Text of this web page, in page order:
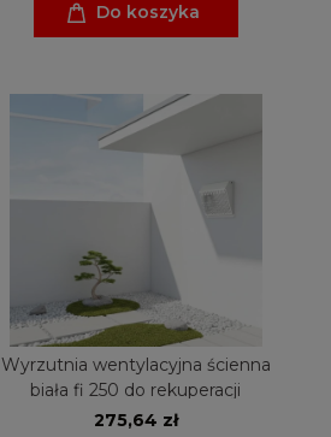
Do koszyka
Wyrzutnia wentylacyjna ścienna
biała fi 250 do rekuperacji
275,64 zł